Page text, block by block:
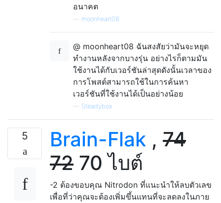
อนาคต
moonheart08
@ moonheart08 ฉันสงสัยว่ามันจะหยุด
ทำงานหลังจากบางรุ่น อย่างไรก็ตามมัน
ใช้งานได้กับเวอร์ชันล่าสุดดังนั้นเวลาของ
การโพสต์สามารถใช้ในการค้นหา
เวอร์ชันที่ใช้งานได้เป็นอย่างน้อย
— Steadybox
5 Brain-Flak , 74
72 70 ไบต์
-2 ต้องขอบคุณ Nitrodon ที่แนะนำให้ลบตัวเลข
เพื่อที่ว่าคุณจะต้องเพิ่มขึ้นแทนที่จะลดลงในภาย